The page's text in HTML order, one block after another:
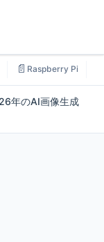
📄 Raspberry Pi
年のAI画像生成